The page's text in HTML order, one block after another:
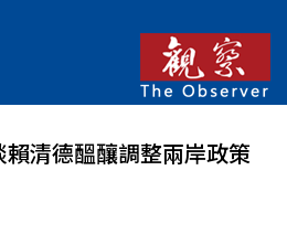
清德醞釀調整兩岸政策